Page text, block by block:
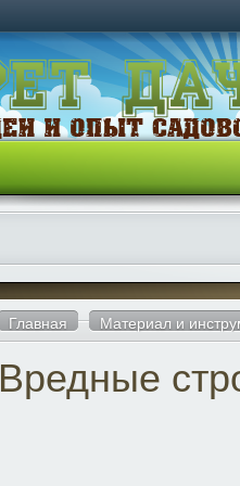
Главная Материал и
Вредные